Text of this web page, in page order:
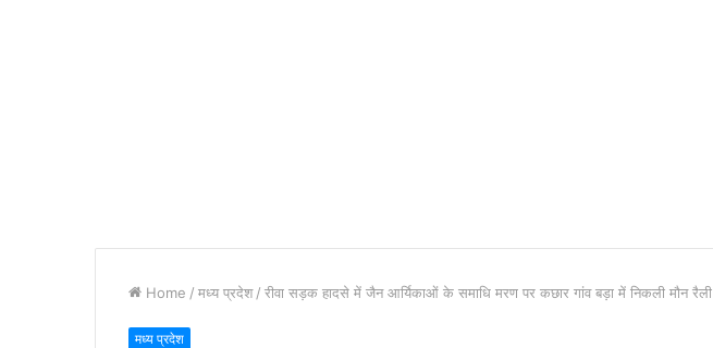
Home / मध्य प्रदेश / रीवा सड़क हादसे में जैन आर्यिकाओं के समाधि मरण पर कछार गांव बड़ा में निकली मौन रैली
मध्य प्रदेश